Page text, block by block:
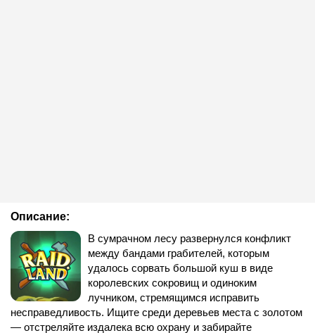
Описание:
В сумрачном лесу развернулся конфликт
между бандами грабителей, которым
удалось сорвать большой куш в виде
королевских сокровищ и одиноким
лучником, стремящимся исправить
несправедливость. Ищите среди деревьев места с золотом
— отстреляйте издалека всю охрану и забирайте